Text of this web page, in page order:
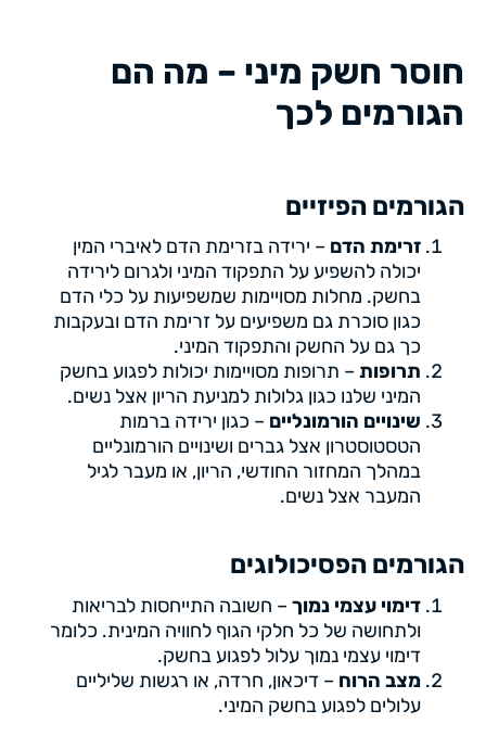
חוסר חשק מיני – מה הם
הגורמים לכך
הגורמים הפיזיים
זרימת הדם – ירידה בזרימת הדם לאיברי המין
יכולה להשפיע על התפקוד המיני ולגרום לירידה
בחשק. מחלות מסויימות שמשפיעות על כלי הדם
כגון סוכרת גם משפיעים על זרימת הדם ובעקבות
כך גם על החשק והתפקוד המיני.
תרופות – תרופות מסויימות יכולות לפגוע בחשק
המיני שלנו כגון גלולות למניעת הריון אצל נשים.
שינויים הורמונליים – כגון ירידה ברמות
הטסטוסטרון אצל גברים ושינויים הורמונליים
במהלך המחזור החודשי, הריון, או מעבר לגיל
המעבר אצל נשים.
הגורמים הפסיכולוגים
דימוי עצמי נמוך – חשובה התייחסות לבריאות
ולתחושה של כל חלקי הגוף לחוויה המינית. כלומר
דימוי עצמי נמוך עלול לפגוע בחשק.
מצב הרוח – דיכאון, חרדה, או רגשות שליליים
עלולים לפגוע בחשק המיני.